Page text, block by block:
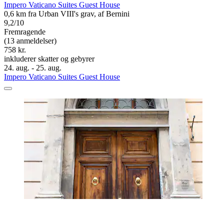
Impero Vaticano Suites Guest House
0,6 km fra Urban VIII's grav, af Bernini
9,2/10
Fremragende
(13 anmeldelser)
758 kr.
inkluderer skatter og gebyrer
24. aug. - 25. aug.
Impero Vaticano Suites Guest House